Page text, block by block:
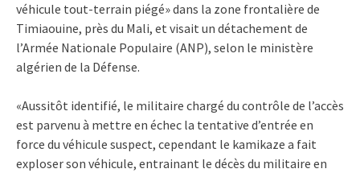
véhicule tout-terrain piégé» dans la zone frontalière de
Timiaouine, près du Mali, et visait un détachement de
l’Armée Nationale Populaire (ANP), selon le ministère
algérien de la Défense.
«Aussitôt identifié, le militaire chargé du contrôle de l’accès
est parvenu à mettre en échec la tentative d’entrée en
force du véhicule suspect, cependant le kamikaze a fait
exploser son véhicule, entrainant le décès du militaire en